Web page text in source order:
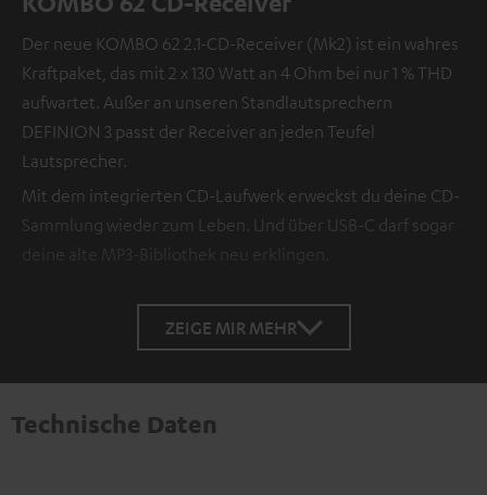
Der neue KOMBO 62 2.1-CD-Receiver (Mk2) ist ein wahres
Kraftpaket, das mit 2 x 130 Watt an 4 Ohm bei nur 1 % THD
aufwartet. Außer an unseren Standlautsprechern
DEFINION 3 passt der Receiver an jeden Teufel
Lautsprecher.
Mit dem integrierten CD-Laufwerk erweckst du deine CD-
Sammlung wieder zum Leben. Und über USB-C darf sogar
deine alte MP3-Bibliothek neu erklingen.
ZEIGE MIR MEHR
Technische Daten